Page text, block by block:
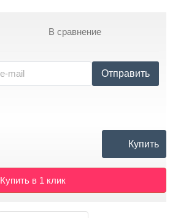
В сравнение
Отправить
Купить
Купить в 1 клик